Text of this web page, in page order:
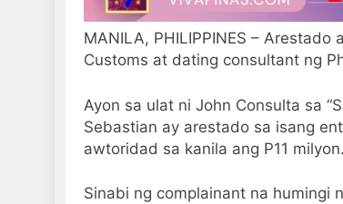
MANILA, PHILIPPINES –
Customs at dating consultant ng
Ayon sa ulat ni John Consulta sa
Sebastian ay arestado sa isang
awtoridad sa kanila ang P11 milyon.
Sinabi ng complainant na humingi